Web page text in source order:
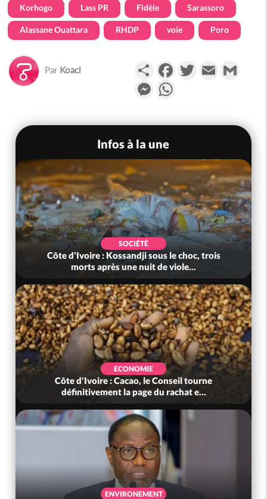
Korhogo Lass PR Fidèle Sarassoro
Alassane Ouattara RHDP voie Poro
Par Koaci PartagerFacebookTwitterEmail
Messenger
Infos à la une
SOCIÉTÉ
Côte d'Ivoire : Kossandji sous le choc, trois
morts après une nuit de viole...
ECONOMIE
Côte d'Ivoire : Cacao, le Conseil tourne
définitivement la page du rachat e...
ENVIRONEMENT